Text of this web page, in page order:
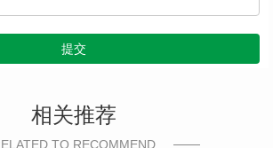
提交
相关推荐
TO RECOMMEND